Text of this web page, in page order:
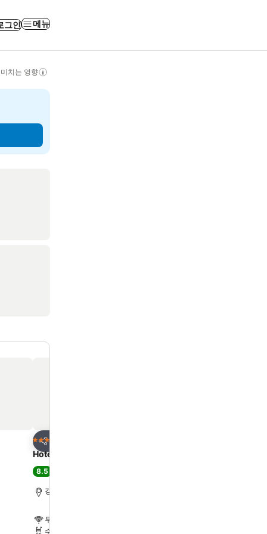
그인 메뉴
치는 영향
공유
4 성급
Hotel Tops 10
8.5
강릉, 도심에서 18.8km
무료 WiFi
수영장